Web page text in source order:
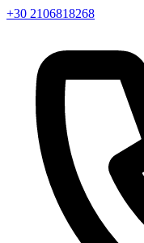
+30 2106818268